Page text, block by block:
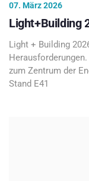
07. März 2026
Light+Building
Light + Building
zum Zentrum der
Stand E41